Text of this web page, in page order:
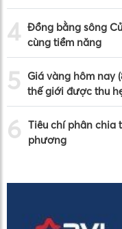
4 Đồng bằng sông
cùng tiềm năng
5
Giá vàng hôm nay
thế giới được thu
6 Tiêu chí phân chia
phương